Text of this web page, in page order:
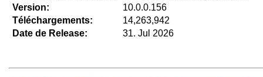
Version:
Téléchargements:
Date de Release:
10.0.0.156
14,263,942
31. Jul 2026